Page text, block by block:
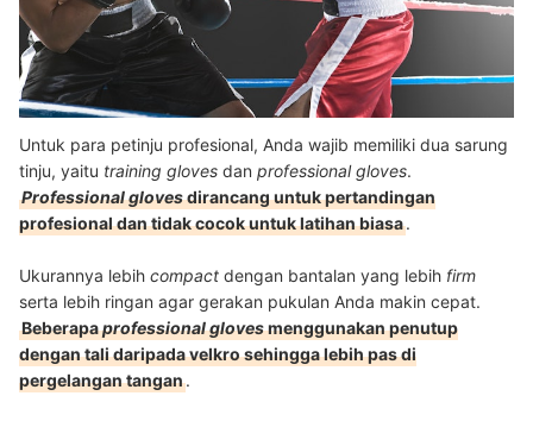
Untuk para petinju profesional, Anda wajib memiliki dua sarung
tinju, yaitu training gloves dan professional gloves.
Professional glovesdirancang untuk pertandingan
profesional dan tidak cocok untuk latihan biasa.
Ukurannya lebih compact dengan bantalan yang lebih firm
serta lebih ringan agar gerakan pukulan Anda makin cepat.
Beberapaprofessional glovesmenggunakan penutup
dengan tali daripada velkro sehingga lebih pas di
pergelangan tangan.